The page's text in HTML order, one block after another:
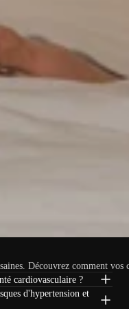
Découvrez comment
cardiovasculaire ?
d'hypertension et